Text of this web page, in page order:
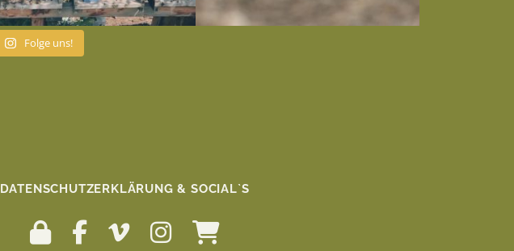
Folge uns!
DATENSCHUTZERKLÄRUNG & SOCIAL`S